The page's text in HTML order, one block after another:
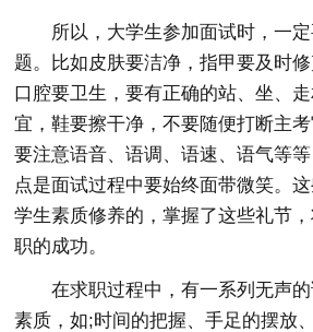
所以，大学生参加面试时，一
题。比如皮肤要洁净，指甲要及时修
口腔要卫生，要有正确的站、坐、
宜，鞋要擦干净，不要随便打断主
要注意语音、语调、语速、语气等
点是面试过程中要始终面带微笑。
学生素质修养的，掌握了这些礼节
职的成功。
在求职过程中，有一系列无声
素质，如;时间的把握、手足的摆放